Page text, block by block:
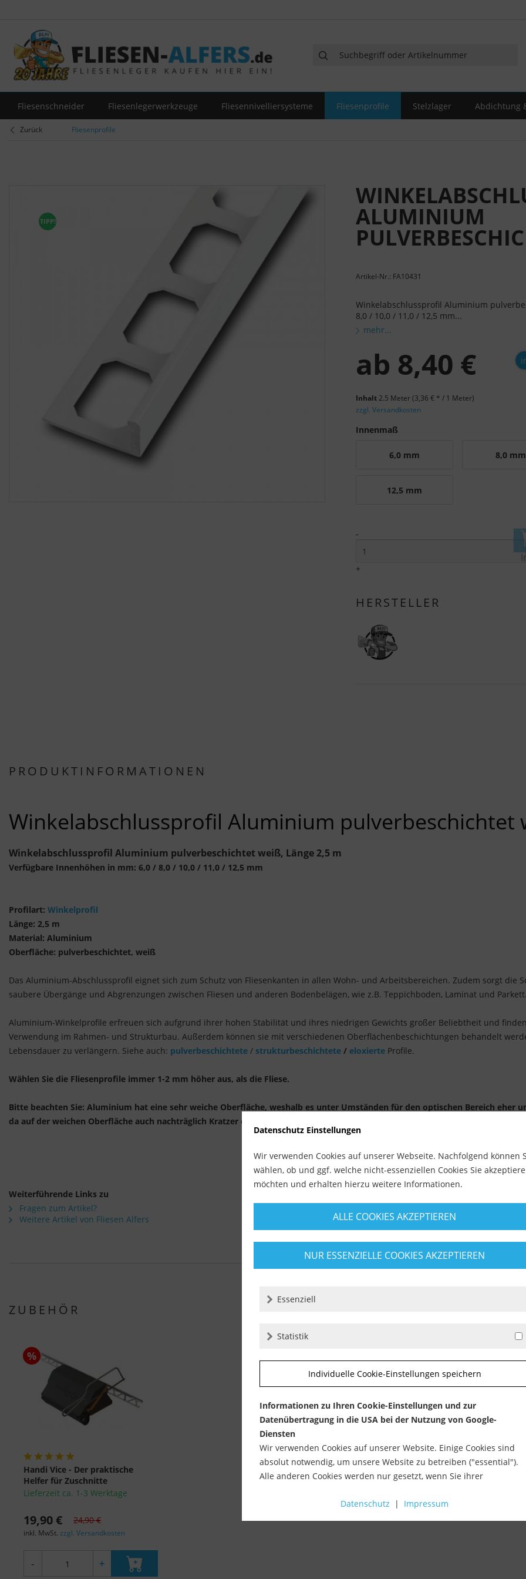
Fliesenschneider Fliesenlegerwerkzeuge Fliesennivelliersysteme Fliesenprofile Stelzlager Abdichtung
Zurück Fliesenprofile
TIPP! ALUMINIUM
Artikel-Nr.: FA10431
Winkelabschlussprofil Aluminium
8,0 / 10,0 / 11,0 / 12,5 mm...
mehr...
ab 8,40 €
Inhalt2.5 Meter(3,36 € * / 1 Meter)
zzgl. Versandkosten
Innenmaß
6,0 mm 8,0 mm
12,5 mm
-
+
HERSTELLER
PRODUKTINFORMATIONEN
Winkelabschlussprofil Aluminium pulverbeschichtet
Winkelabschlussprofil Aluminium pulverbeschichtet weiß, Länge 2,5 m
Verfügbare Innenhöhen in mm: 6,0 / 8,0 / 10,0 / 11,0 / 12,5 mm
Profilart: Winkelprofil
Länge: 2,5 m
Material: Aluminium
Oberfläche: pulverbeschichtet, weiß
Das Aluminium-Abschlussprofil eignet sich zum Schutz von Fliesenkanten in allen Wohn- und Arbeitsbereichen. Zudem sorgt die
saubere Übergänge und Abgrenzungen zwischen Fliesen und anderen Bodenbelägen, wie z.B. Teppichboden, Laminat und
Aluminium-Winkelprofile erfreuen sich aufgrund ihrer hohen Stabilität und ihres niedrigen Gewichts großer Beliebtheit und
Verwendung im Rahmen- und Strukturbau. Außerdem können sie mit verschiedenen Oberflächenbeschichtungen behandelt
Lebensdauer zu verlängern. Siehe auch: pulverbeschichtete / strukturbeschichtete / eloxierte Profile.
Wählen Sie die Fliesenprofile immer 1-2 mm höher aus, als die Fliese.
Bitte beachten Sie: Aluminium hat eine sehr weiche Oberfläche, weshalb es unter Umständen für den optischen Bereich eher
da auf der weichen Oberfläche auch nachträglich Kratzer entstehen können.
Weiterführende Links zu
Fragen zum Artikel?
Weitere Artikel von Fliesen Alfers
ZUBEHÖR
%
Handi Vice - Der praktische
Helfer für Zuschnitte
Lieferzeit ca. 1-3 Werktage
19,90 € 24,90 €
inkl. MwSt. zzgl. Versandkosten
- +
Datenschutz Einstellungen
Wir verwenden Cookies auf unserer Webseite. Nachfolgend können
wählen, ob und ggf. welche nicht-essenziellen Cookies Sie
möchten und erhalten hierzu weitere Informationen.
ALLE COOKIES AKZEPTIEREN
NUR ESSENZIELLE COOKIES AKZEPTIEREN
Essenziell
Statistik
Individuelle Cookie-Einstellungen speichern
Informationen zu Ihren Cookie-Einstellungen und zur
Datenübertragung in die USA bei der Nutzung von Google-
Diensten
Wir verwenden Cookies auf unserer Website. Einige Cookies sind
absolut notwendig, um unsere Website zu betreiben ("essential").
Alle anderen Cookies werden nur gesetzt, wenn Sie ihrer
Datenschutz | Impressum